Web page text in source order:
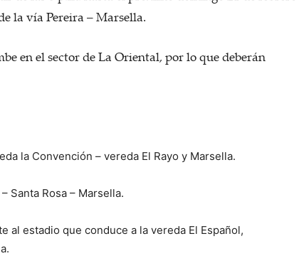
la vía Pereira – Marsella.
en el sector de La Oriental, por lo que deberán
la Convención – vereda El Rayo y Marsella.
Santa Rosa – Marsella.
al estadio que conduce a la vereda El Español,